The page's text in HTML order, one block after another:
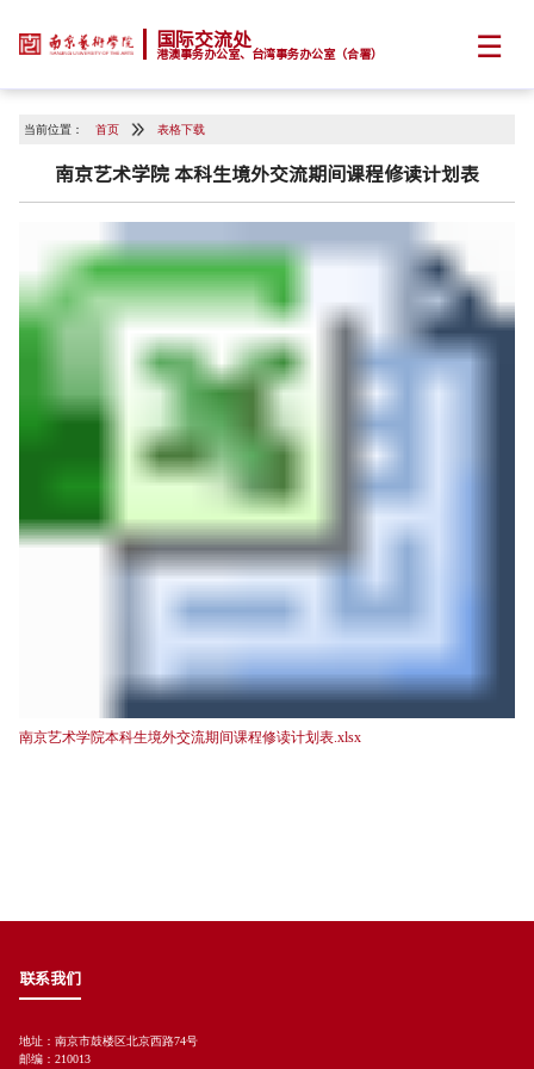
国际交流处
港澳事务办公室、台湾事务办公室（合署） ☰
当前位置： 首页 表格下载
南京艺术学院 本科生境外交流期间课程修读计划表
南京艺术学院本科生境外交流期间课程修读计划表.xlsx
联系我们
地址：南京市鼓楼区北京西路74号
邮编：210013